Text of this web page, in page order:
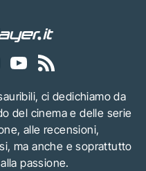
ci dedichiamo da
del cinema e delle serie
alle recensioni,
ma anche e soprattutto
passione.